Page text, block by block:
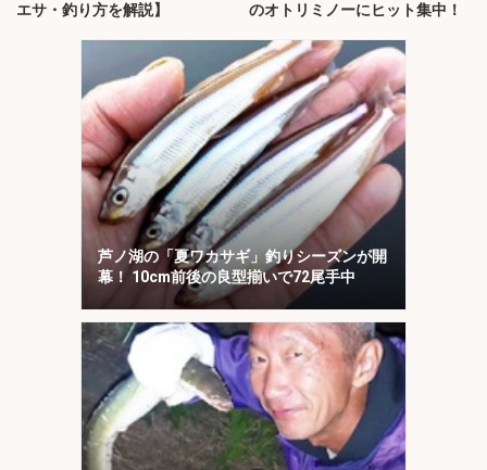
エサ・釣り方を解説】 のオトリミノーにヒット集中！
芦ノ湖の「夏ワカサギ」釣りシーズンが開
幕！ 10cm前後の良型揃いで72尾手中